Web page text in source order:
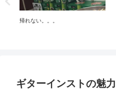
い。。。 アンプの
ギターインストの魅